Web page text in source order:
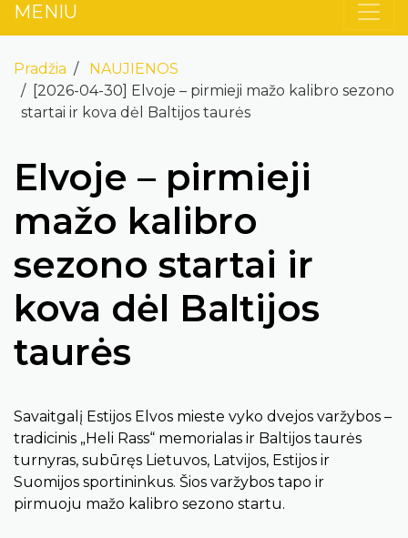
MENIU
Pradžia
NAUJIENOS
[2026-04-30] Elvoje – pirmieji mažo kalibro sezono
startai ir kova dėl Baltijos taurės
Elvoje – pirmieji
mažo kalibro
sezono startai ir
kova dėl Baltijos
taurės
Savaitgalį Estijos Elvos mieste vyko dvejos varžybos –
tradicinis „Heli Rass“ memorialas ir Baltijos taurės
turnyras, subūręs Lietuvos, Latvijos, Estijos ir
Suomijos sportininkus. Šios varžybos tapo ir
pirmuoju mažo kalibro sezono startu.